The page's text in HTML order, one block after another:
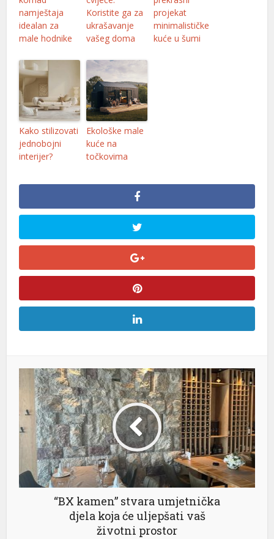
namještaja
idealan za
male hodnike
Koristite ga za
ukrašavanje
vašeg doma
projekat
minimalističke
kuće u šumi
Kako stilizovati
jednobojni
interijer?
Ekološke male
kuće na
točkovima
“BX kamen” stvara umjetnička
djela koja će uljepšati vaš
životni prostor